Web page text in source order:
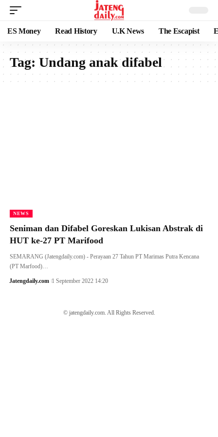
ES Money Read History U.K News The Escapist
Tag: Undang anak difabel
NEWS
Seniman dan Difabel Goreskan Lukisan Abstrak di
HUT ke-27 PT Marifood
SEMARANG (Jatengdaily.com) - Perayaan 27 Tahun PT Marimas Putra Kencana
(PT Marfood)…
Jatengdaily.com 1 September 2022 14:20
© jatengdaily.com. All Rights Reserved.